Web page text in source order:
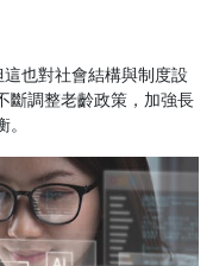
也對社會結構與制度設
斷調整老齡政策，加強長